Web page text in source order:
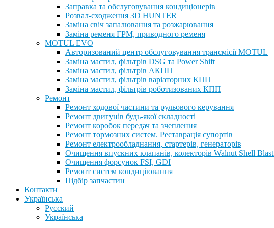
Заправка та обслуговування кондиціонерів
Розвал-сходження 3D HUNTER
Заміна свіч запалювання та розжарювання
Заміна ременя ГРМ, приводного ременя
MOTUL EVO
Авторизований центр обслуговування трансмісії MOTUL
Заміна мастил, фільтрів DSG та Power Shift
Заміна мастил, фільтрів АКПП
Заміна мастил, фільтрів варіаторних КПП
Заміна мастил, фільтрів роботизованих КПП
Ремонт
Ремонт ходової частини та рульового керування
Ремонт двигунів будь-якої складності
Ремонт коробок передач та зчеплення
Ремонт тормозних систем. Реставрація супортів
Ремонт електрообладнання, стартерів, генераторів
Очищення впускних клапанів, колекторів Walnut Shell
Очищення форсунок FSI, GDI
Ремонт систем кондиціювання
Підбір запчастин
Контакти
Українська
Русский
Українська